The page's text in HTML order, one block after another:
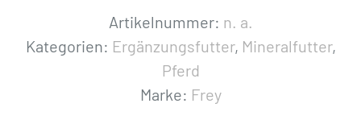
Artikelnummer: n. a.
Kategorien: Ergänzungsfutter, Mineralfutter,
Pferd
Marke: Frey